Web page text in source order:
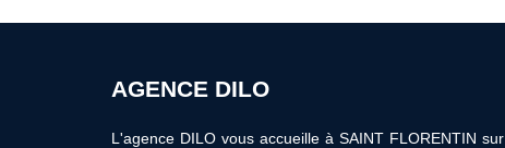
AGENCE DILO
L'agence DILO vous accueille à SAINT FLORENTIN sur